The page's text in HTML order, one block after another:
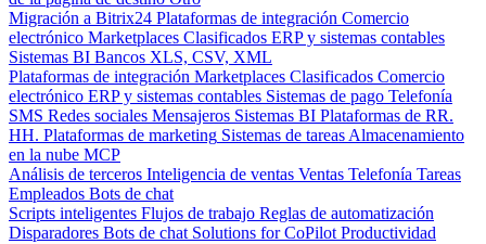
Migración a Bitrix24 Plataformas de integración Comercio
electrónico Marketplaces Clasificados ERP y sistemas contables
Sistemas BI Bancos XLS, CSV, XML
Plataformas de integración Marketplaces Clasificados Comercio
electrónico ERP y sistemas contables Sistemas de pago Telefonía
SMS Redes sociales Mensajeros Sistemas BI Plataformas de RR.
HH. Plataformas de marketing Sistemas de tareas Almacenamiento
en la nube MCP
Análisis de terceros Inteligencia de ventas Ventas Telefonía Tareas
Empleados Bots de chat
Scripts inteligentes Flujos de trabajo Reglas de automatización
Disparadores Bots de chat Solutions for CoPilot Productividad